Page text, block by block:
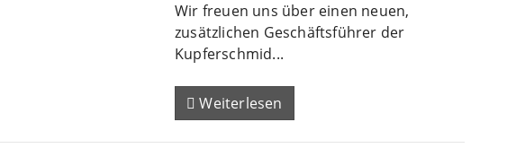
Wir freuen uns über einen neuen,
zusätzlichen Geschäftsführer der
Kupferschmid...
Weiterlesen